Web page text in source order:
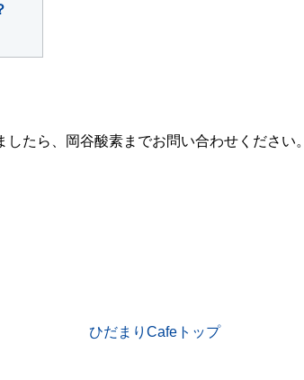
たら、岡谷酸素までお問い合わせください。
ひだまりCafeトップ